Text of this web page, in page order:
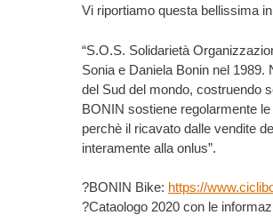
Vi riportiamo questa bellissima
“S.O.S. Solidarietà
Sonia e Daniela Bonin nel
del Sud del mondo, costruendo
BONIN sostiene regolarmente
perchè il ricavato dalle vendite
interamente alla onlus”.
?BONIN Bike: https://
?Cataologo 2020 con le